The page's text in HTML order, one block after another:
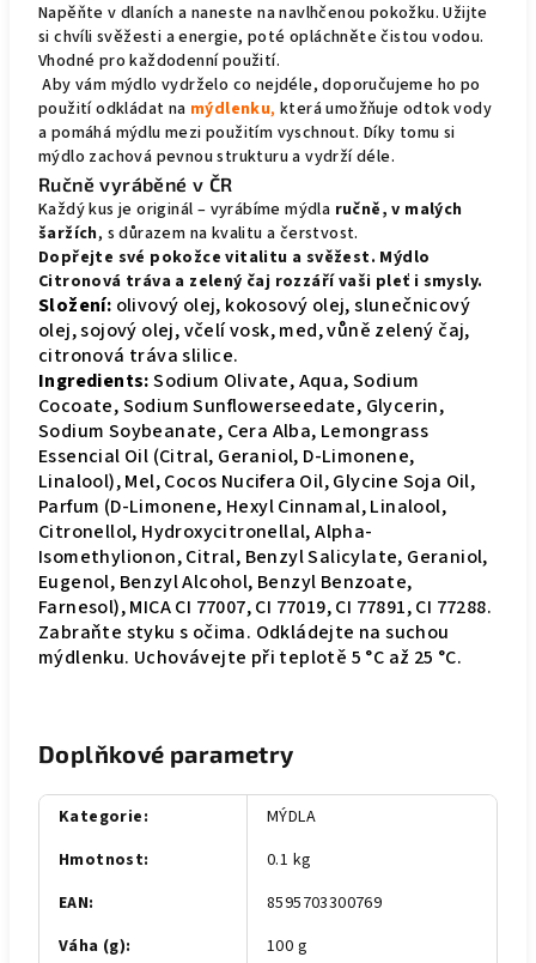
Napěňte v dlaních a naneste na navlhčenou pokožku. Užijte
si chvíli svěžesti a energie, poté opláchněte čistou vodou.
Vhodné pro každodenní použití.
Aby vám mýdlo vydrželo co nejdéle, doporučujeme ho po
použití odkládat na mýdlenku, která umožňuje odtok vody
a pomáhá mýdlu mezi použitím vyschnout. Díky tomu si
mýdlo zachová pevnou strukturu a vydrží déle.
Ručně vyráběné v ČR
Každý kus je originál – vyrábíme mýdla ručně, v malých
šaržích, s důrazem na kvalitu a čerstvost.
Dopřejte své pokožce vitalitu a svěžest. Mýdlo
Citronová tráva a zelený čaj rozzáří vaši pleť i smysly.
Složení: olivový olej, kokosový olej, slunečnicový
olej, sojový olej, včelí vosk, med, vůně zelený čaj,
citronová tráva slilice.
Ingredients:Sodium Olivate, Aqua, Sodium
Cocoate, Sodium Sunflowerseedate, Glycerin,
Sodium Soybeanate, Cera Alba, Lemongrass
Essencial Oil (Citral, Geraniol, D-Limonene,
Linalool), Mel, Cocos Nucifera Oil, Glycine Soja Oil,
Parfum (D-Limonene, Hexyl Cinnamal, Linalool,
Citronellol, Hydroxycitronellal, Alpha-
Isomethylionon, Citral, Benzyl Salicylate, Geraniol,
Eugenol, Benzyl Alcohol, Benzyl Benzoate,
Farnesol), MICA CI 77007, CI 77019, CI 77891, CI 77288.
Zabraňte styku s očima. Odkládejte na suchou
mýdlenku. Uchovávejte při teplotě 5 °C až 25 °C.
Doplňkové parametry
Kategorie:
MÝDLA
Hmotnost:
0.1 kg
EAN:
8595703300769
Váha (g): 100 g